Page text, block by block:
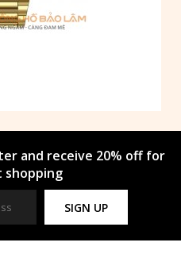
and receive 20% off for
SIGN UP